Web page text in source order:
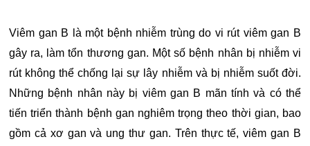
Viêm gan B là một bệnh nhiễm trùng do vi rút viêm gan B
gây ra, làm tổn thương gan. Một số bệnh nhân bị nhiễm vi
rút không thể chống lại sự lây nhiễm và bị nhiễm suốt đời.
Những bệnh nhân này bị viêm gan B mãn tính và có thể
tiến triển thành bệnh gan nghiêm trọng theo thời gian, bao
gồm cả xơ gan và ung thư gan. Trên thực tế, viêm gan B